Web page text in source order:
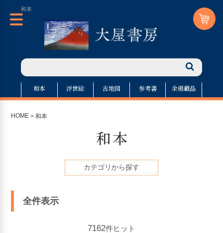
和本
和本 浮世絵 古地図 参考書 全掲載品
HOME >和本
和本
カテゴリから探す
全件表示
7162件ヒット